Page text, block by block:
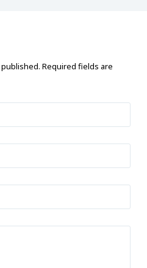
Required fields are